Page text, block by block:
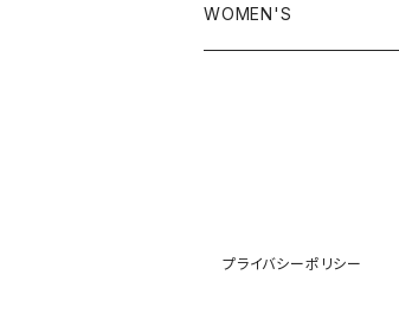
25.0-25.5 cm
WOMEN'S
プライバシーポリシー